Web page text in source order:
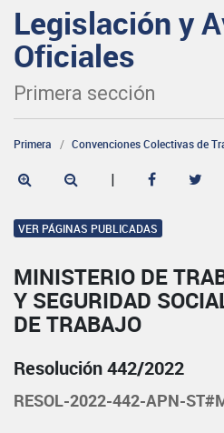
Legislación y
Oficiales
Primera sección
Primera Convenciones Colectivas de
|
VER PÁGINAS PUBLICADAS
MINISTERIO DE
Y SEGURIDAD
DE TRABAJO
Resolución 442/2022
RESOL-2022-442-APN-